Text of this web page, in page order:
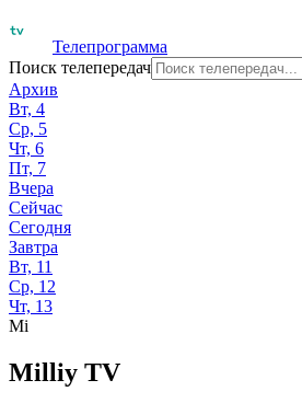
Телепрограмма
Поиск телепередач
Архив
Вт, 4
Ср, 5
Чт, 6
Пт, 7
Вчера
Сейчас
Сегодня
Завтра
Вт, 11
Ср, 12
Чт, 13
Mi
Milliy TV